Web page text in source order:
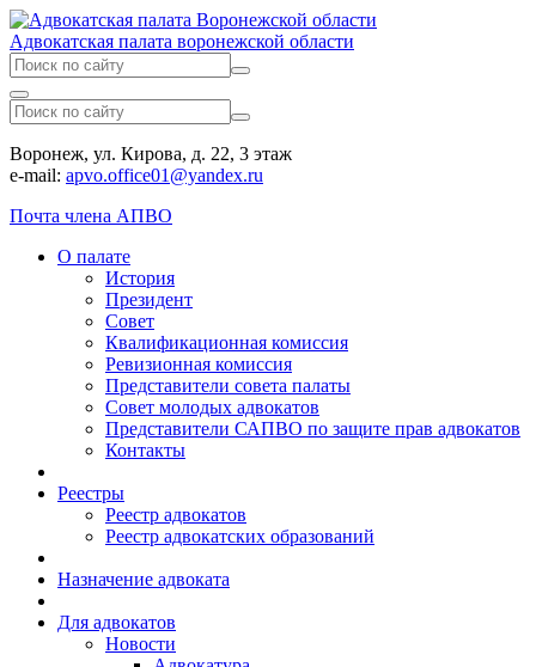
Адвокатская палата воронежской области
Воронеж, ул. Кирова, д. 22, 3 этаж
e-mail: apvo.office01@yandex.ru
Почта члена АПВО
О палате
История
Президент
Совет
Квалификационная комиссия
Ревизионная комиссия
Представители совета палаты
Совет молодых адвокатов
Представители САПВО по защите прав адвокатов
Контакты
Реестры
Реестр адвокатов
Реестр адвокатских образований
Назначение адвоката
Для адвокатов
Новости